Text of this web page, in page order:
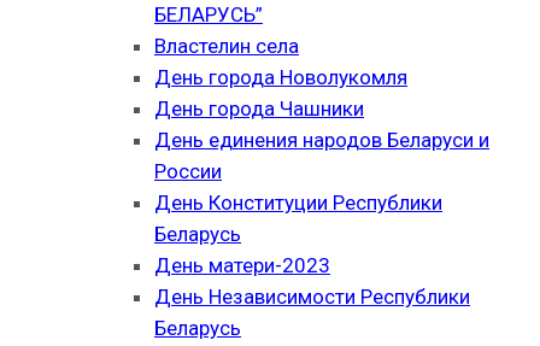
БЕЛАРУСЬ”
Властелин села
День города Новолукомля
День города Чашники
День единения народов Беларуси и
России
День Конституции Республики
Беларусь
День матери-2023
День Независимости Республики
Беларусь